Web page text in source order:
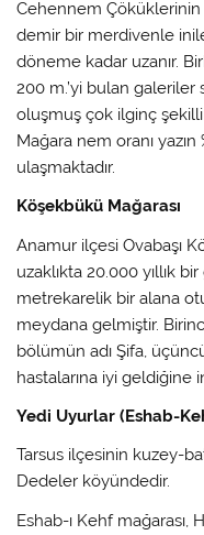
Cehennem Çöküklerinin
demir bir merdivenle
döneme kadar uzanır.
200 m.’yi bulan
oluşmuş çok ilginç
Mağara nem oranı yazın
ulaşmaktadır.
Köşekbükü Mağarası
Anamur ilçesi Ovabaşı
uzaklıkta 20.000 yıllık
metrekarelik bir alana
meydana gelmiştir.
bölümün adı Şifa,
hastalarına iyi geldiğine
Yedi Uyurlar (Eshab-
Tarsus ilçesinin kuzey-
Dedeler köyündedir.
Eshab-ı Kehf mağarası,